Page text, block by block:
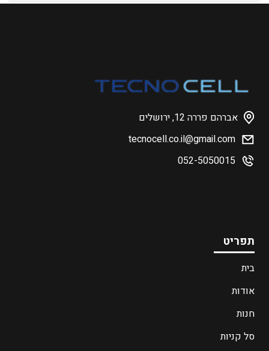
אברהם פררה 12, ירושלים
tecnocell.co.il@gmail.com
052-5050015
תפריט
בית
אודות
חנות
סל קניות